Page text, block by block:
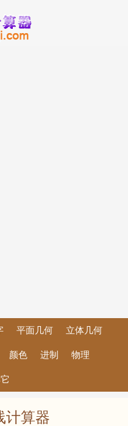
平面几何 立体几何
颜色 进制 物理
计算器